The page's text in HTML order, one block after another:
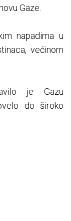
Gaze.
napadima u
većinom
je Gazu
do široko